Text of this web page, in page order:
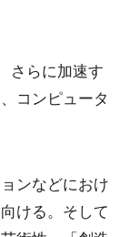
さらに加速す
コンピュータ
ンなどにおけ
ける。そして